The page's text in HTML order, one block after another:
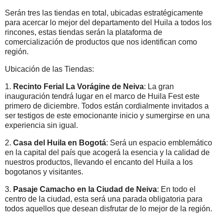
Serán tres las tiendas en total, ubicadas estratégicamente
para acercar lo mejor del departamento del Huila a todos los
rincones, estas tiendas serán la plataforma de
comercialización de productos que nos identifican como
región.
Ubicación de las Tiendas:
1. Recinto Ferial La Vorágine de Neiva: La gran
inauguración tendrá lugar en el marco de Huila Fest este
primero de diciembre. Todos están cordialmente invitados a
ser testigos de este emocionante inicio y sumergirse en una
experiencia sin igual.
2. Casa del Huila en Bogotá: Será un espacio emblemático
en la capital del país que acogerá la esencia y la calidad de
nuestros productos, llevando el encanto del Huila a los
bogotanos y visitantes.
3. Pasaje Camacho en la Ciudad de Neiva: En todo el
centro de la ciudad, esta será una parada obligatoria para
todos aquellos que desean disfrutar de lo mejor de la región.